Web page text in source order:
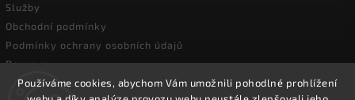
Používáme cookies, abychom Vám umožnili pohodlné prohlížení
Služby
Obchodní podmínky
Podmínky ochrany osobních údajů
Doprava
Blog zahradní techniky